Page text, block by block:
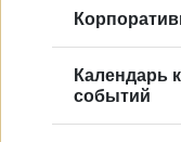
Календарь
событий